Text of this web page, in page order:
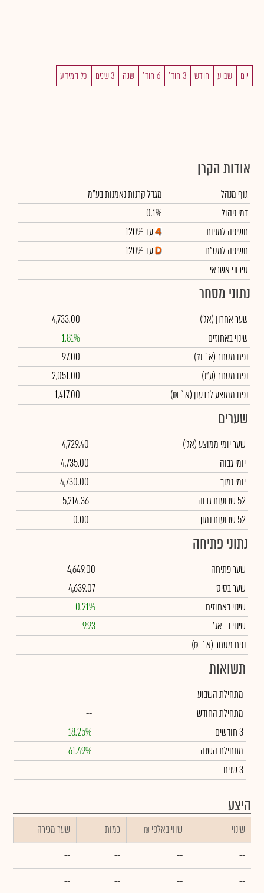
יום שבוע חודש 3 חוד' 6 חוד' שנה 3 שנים כל המידע
אודות הקרן
גוף מנהל
מגדל קרנות נאמנות בע"מ
דמי ניהול
0.1%
חשיפה למניות
עד 120%
חשיפה למט"ח
עד 120%
סיכוני אשראי
נתוני מסחר
שער אחרון (אג')
4,733.00
שינוי באחוזים
1.81%
נפח מסחר(א` ₪)
97.00
נפח מסחר(ע"נ)
2,051.00
נפח ממוצע לרבעון (א` ₪)
1,417.00
שערים
שער יומי ממוצע(אג')
4,729.40
יומי גבוה
4,735.00
יומי נמוך
4,730.00
52 שבועות גבוה
5,214.36
52 שבועות נמוך
0.00
נתוני פתיחה
שער פתיחה
4,649.00
שער בסיס
4,639.07
שינוי באחוזים
0.21%
שינויב- אג'
9.93
נפח מסחר(א` ₪)
תשואות
מתחילת השבוע
מתחילת החודש
--
3 חודשים
18.25%
מתחילת השנה
61.49%
3 שנים
--
היצע
שינוי ₪ שווי באלפי כמות
שער מכירה
--
--
--
--
--
--
--
--